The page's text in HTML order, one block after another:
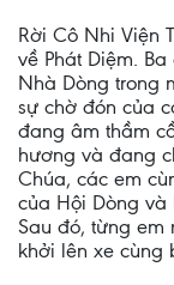
Rời Cô Nhi Viện
về Phát Diệm.
Nhà Dòng trong
sự chờ đón của
đang âm thầm
hương và đang
Chúa, các em
của Hội Dòng và
Sau đó, từng em
khởi lên xe cùng